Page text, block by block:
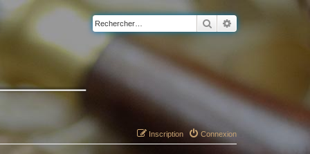
Rechercher
Connexion
Inscription